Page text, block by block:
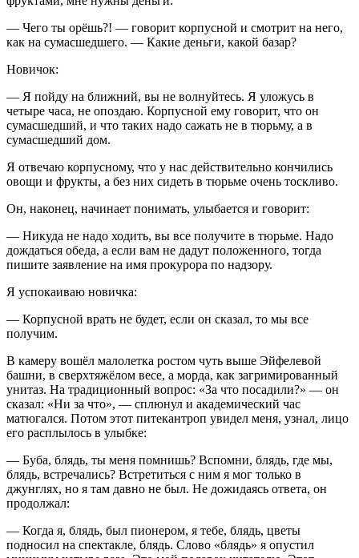
— Чего ты орёшь?! — говорит корпусной и смотрит на него,
как на сумасшедшего. — Какие деньги, какой базар?
Новичок:
— Я пойду на ближний, вы не волнуйтесь. Я уложусь в
четыре часа, не опоздаю. Корпусной ему говорит, что он
сумасшедший, и что таких надо сажать не в тюрьму, а в
сумасшедший дом.
Я отвечаю корпусному, что у нас действительно кончились
овощи и фрукты, а без них сидеть в тюрьме очень тоскливо.
Он, наконец, начинает понимать, улыбается и говорит:
— Никуда не надо ходить, вы все получите в тюрьме. Надо
дождаться обеда, а если вам не дадут положенного, тогда
пишите заявление на имя прокурора по надзору.
Я успокаиваю новичка:
— Корпусной врать не будет, если он сказал, то мы все
получим.
В камеру вошёл малолетка ростом чуть выше Эйфелевой
башни, в сверхтяжёлом весе, а морда, как загримированный
унитаз. На традиционный вопрос: «За что посадили?» — он
сказал: «Ни за что», — сплюнул и академический час
матюгался. Потом этот питекантроп увидел меня, узнал, лицо
его расплылось в улыбке:
— Буба, блядь, ты меня помнишь? Вспомни, блядь, где мы,
блядь, встречались? Встретиться с ним я мог только в
джунглях, но я там давно не был. Не дожидаясь ответа, он
продолжал:
— Когда я, блядь, был пионером, я тебе, блядь, цветы
подносил на спектакле, блядь. Слово «блядь» я опустил